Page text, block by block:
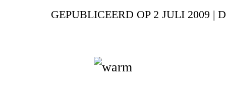
GEPUBLICEERD OP 2 JULI 2009 |